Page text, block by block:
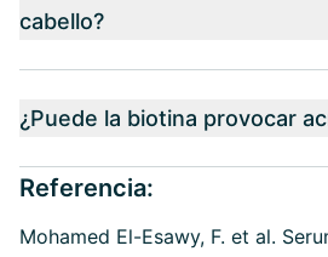
cabello?
¿Puede la biotina provocar
Referencia:
Mohamed El-Esawy, F. et al.